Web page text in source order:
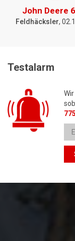
John Deere
Feldhäcksler,
Testalarm